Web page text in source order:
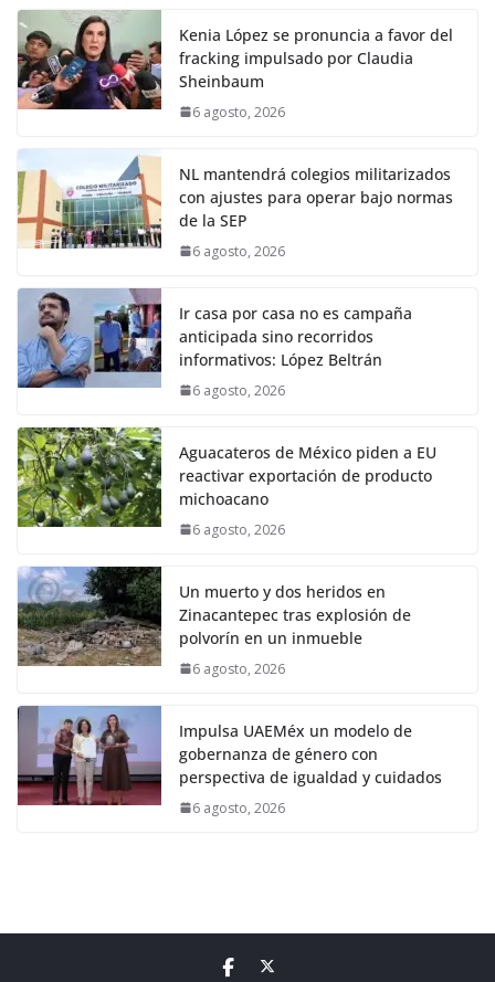
Kenia López se pronuncia a favor del
fracking impulsado por Claudia
Sheinbaum
6 agosto, 2026
NL mantendrá colegios militarizados
con ajustes para operar bajo normas
de la SEP
6 agosto, 2026
Ir casa por casa no es campaña
anticipada sino recorridos
informativos: López Beltrán
6 agosto, 2026
Aguacateros de México piden a EU
reactivar exportación de producto
michoacano
6 agosto, 2026
Un muerto y dos heridos en
Zinacantepec tras explosión de
polvorín en un inmueble
6 agosto, 2026
Impulsa UAEMéx un modelo de
gobernanza de género con
perspectiva de igualdad y cuidados
6 agosto, 2026